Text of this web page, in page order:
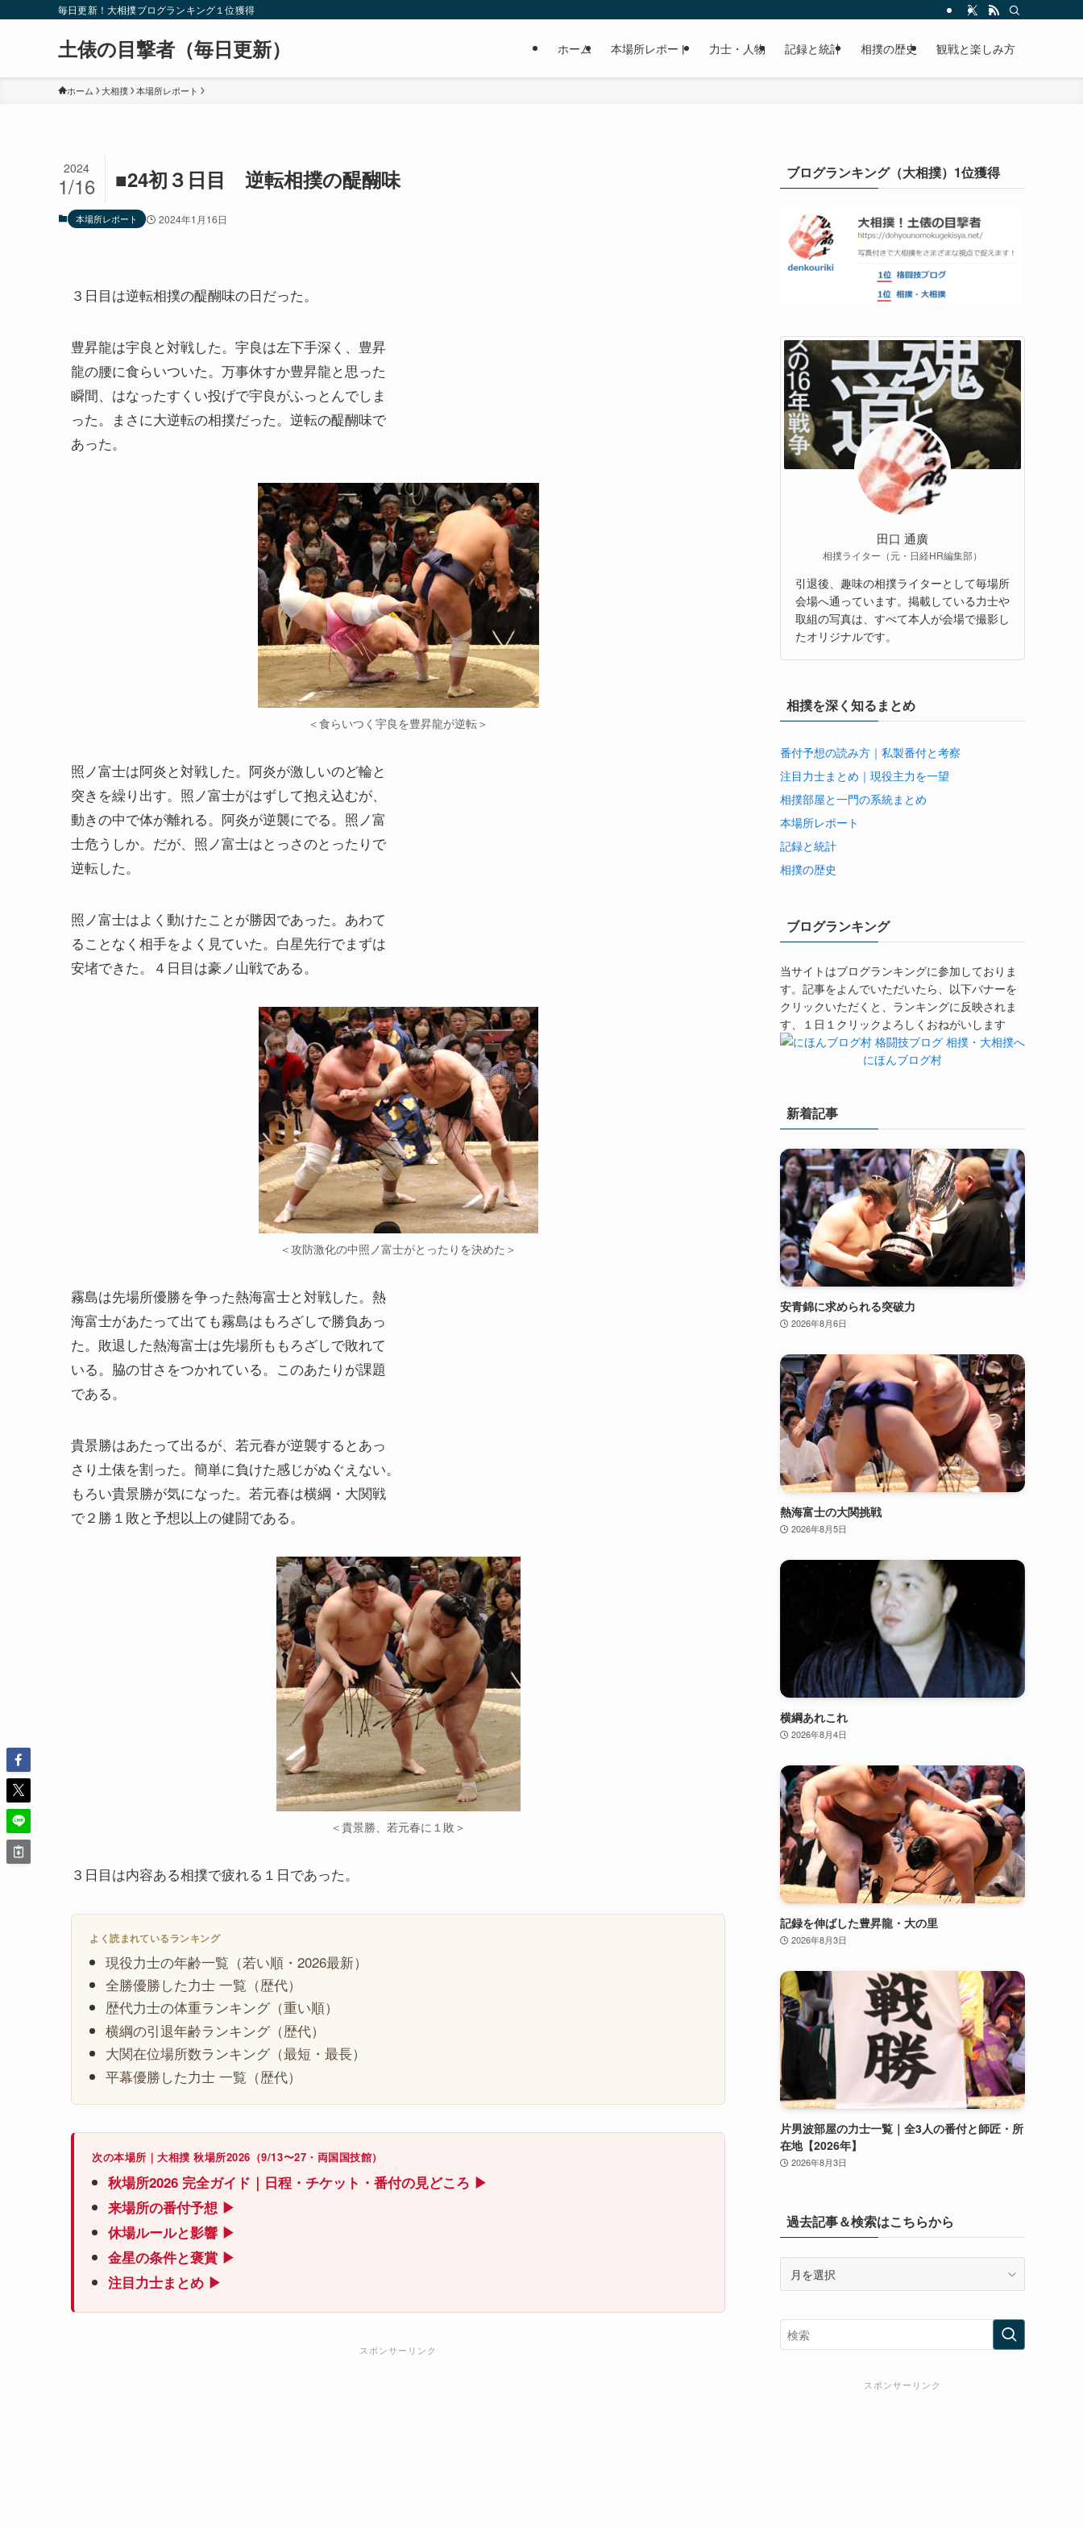
毎日更新！大相撲ブログランキング１位獲得
土俵の目撃者（毎日更新） ホーム 本場所レポート 力士・人物 記録と統計 相撲の歴史 観戦と楽しみ方
ホーム 大相撲 本場所レポート
■24初３日目 逆転相撲の醍醐味
2024
1/16
本場所レポート 2024年1月16日
３日目は逆転相撲の醍醐味の日だった。
豊昇龍は宇良と対戦した。宇良は左下手深く、豊昇
龍の腰に食らいついた。万事休すか豊昇龍と思った
瞬間、はなったすくい投げで宇良がふっとんでしま
った。まさに大逆転の相撲だった。逆転の醍醐味で
あった。
＜食らいつく宇良を豊昇龍が逆転＞
照ノ富士は阿炎と対戦した。阿炎が激しいのど輪と
突きを繰り出す。照ノ富士がはずして抱え込むが、
動きの中で体が離れる。阿炎が逆襲にでる。照ノ富
士危うしか。だが、照ノ富士はとっさのとったりで
逆転した。
照ノ富士はよく動けたことが勝因であった。あわて
ることなく相手をよく見ていた。白星先行でまずは
安堵できた。４日目は豪ノ山戦である。
＜攻防激化の中照ノ富士がとったりを決めた＞
霧島は先場所優勝を争った熱海富士と対戦した。熱
海富士があたって出ても霧島はもろざしで勝負あっ
た。敗退した熱海富士は先場所ももろざしで敗れて
いる。脇の甘さをつかれている。このあたりが課題
である。
貴景勝はあたって出るが、若元春が逆襲するとあっ
さり土俵を割った。簡単に負けた感じがぬぐえない。
もろい貴景勝が気になった。若元春は横綱・大関戦
で２勝１敗と予想以上の健闘である。
＜貴景勝、若元春に１敗＞
３日目は内容ある相撲で疲れる１日であった。
よく読まれているランキング
現役力士の年齢一覧（若い順・2026最新）
全勝優勝した力士 一覧（歴代）
歴代力士の体重ランキング（重い順）
横綱の引退年齢ランキング（歴代）
大関在位場所数ランキング（最短・最長）
平幕優勝した力士 一覧（歴代）
次の本場所｜大相撲 秋場所2026（9/13〜27・両国国技館）
秋場所2026 完全ガイド｜日程・チケット・番付の見どころ ▶
来場所の番付予想 ▶
休場ルールと影響 ▶
金星の条件と褒賞 ▶
注目力士まとめ ▶
スポンサーリンク
ブログランキング（大相撲）1位獲得
田口 通廣
相撲ライター（元・日経HR編集部）
引退後、趣味の相撲ライターとして毎場所
会場へ通っています。掲載している力士や
取組の写真は、すべて本人が会場で撮影し
たオリジナルです。
相撲を深く知るまとめ
番付予想の読み方｜私製番付と考察
注目力士まとめ｜現役主力を一望
相撲部屋と一門の系統まとめ
本場所レポート
記録と統計
相撲の歴史
ブログランキング
当サイトはブログランキングに参加しておりま
す。記事をよんでいただいたら、以下バナーを
クリックいただくと、ランキングに反映されま
す、１日１クリックよろしくおねがいします
にほんブログ村
新着記事
安青錦に求められる突破力
2026年8月6日
熱海富士の大関挑戦
2026年8月5日
横綱あれこれ
2026年8月4日
記録を伸ばした豊昇龍・大の里
2026年8月3日
片男波部屋の力士一覧｜全3人の番付と師匠・所
在地【2026年】
2026年8月3日
過去記事＆検索はこちらから
事
＆
検
スポンサーリンク